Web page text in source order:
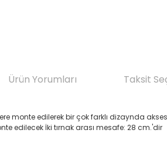
Ürün Yorumları Taksit
monte edilerek bir çok farklı dizaynda
edilecek İki tırnak arası mesafe: 28 cm.'dir